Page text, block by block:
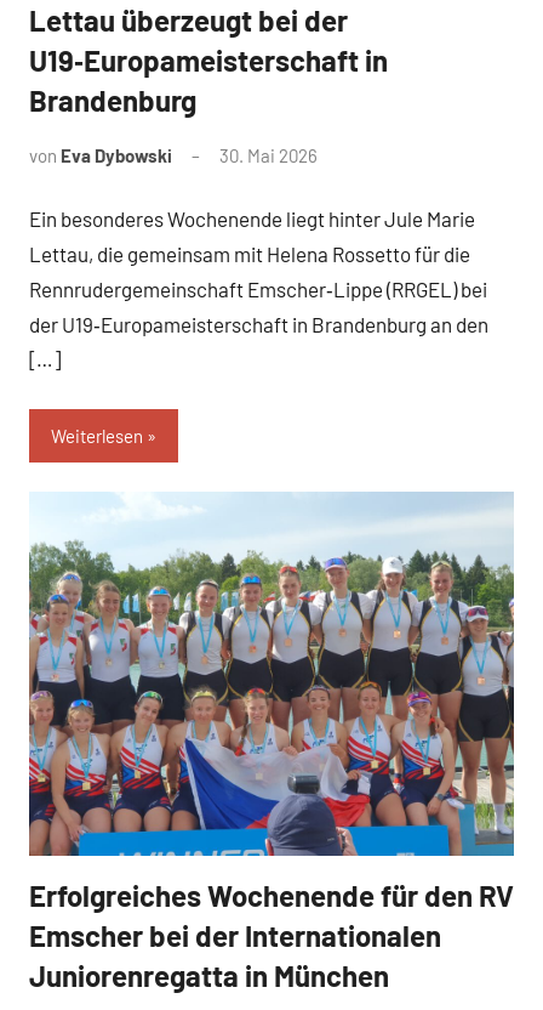
Lettau überzeugt bei der
U19‑Europameisterschaft in
Brandenburg
von Eva Dybowski 30. Mai 2026
Ein besonderes Wochenende liegt hinter Jule Marie
Lettau, die gemeinsam mit Helena Rossetto für die
Rennrudergemeinschaft Emscher‑Lippe (RRGEL) bei
der U19‑Europameisterschaft in Brandenburg an den
[…]
Weiterlesen
News
Erfolgreiches Wochenende für den RV
Emscher bei der Internationalen
Juniorenregatta in München